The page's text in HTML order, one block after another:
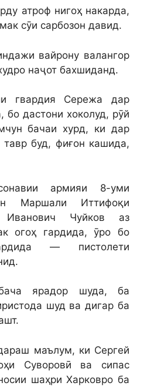
атроф нигоҳ накарда,
сӯи сарбозон давид.
вайрону валангор
наҷот бахшиданд.
гвардия Сережа дар
бо дастони хоколуд, рӯй
бачаи хурд, ки дар
буд, фиғон кашида,
армияи 8-уми
Маршали Иттифоқи
Иванович Чуйков аз
огоҳ гардида, ӯро бо
— пистолети
ярадор шуда, ба
шуд ва дигар ба
маълум, ки Сергей
Суворовӣ ва сипас
шаҳри Харковро ба